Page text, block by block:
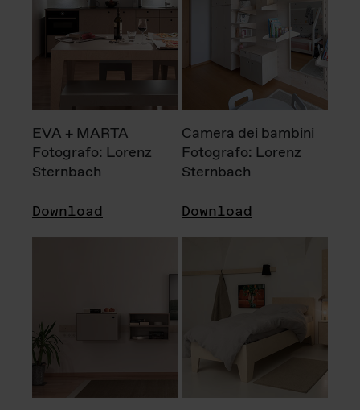
EVA + MARTA
Fotografo: Lorenz
Sternbach
Download
Camera dei bambini
Fotografo: Lorenz
Sternbach
Download